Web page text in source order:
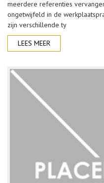
meerdere referenties
ongetwijfeld in de
zijn verschillende ty
LEES MEER